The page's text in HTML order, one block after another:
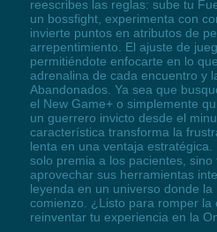
reescribes las reglas: sube tu
un bossfight, experimenta con
invierte puntos en atributos de
arrepentimiento. El ajuste de
permitiéndote enfocarte en lo
adrenalina de cada encuentro y
Abandonados. Ya sea que
el New Game+ o simplemente
un guerrero invicto desde el
característica transforma la
lenta en una ventaja
solo premia a los pacientes,
aprovechar sus herramientas
leyenda en un universo donde la
comienzo. ¿Listo para romper la
reinventar tu experiencia en la